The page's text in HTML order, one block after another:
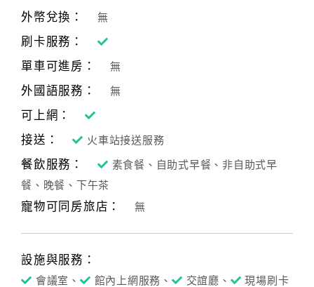
客
聯
絡
線
上
服
利
查
外幣兌換： 無
刷卡服務：
單車可進房：
無
外國語服務： 無
可上網：
接送：
火車站接送服務
餐飲服務：
素食餐、自助式早餐、非自助式早
餐、晚餐、下午茶
寵物可同房旅店： 無
設施與服務：
會議室、 館內上網服務、 交誼廳、
現場刷卡